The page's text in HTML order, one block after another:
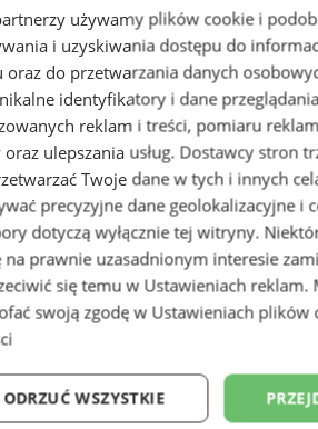
ma być awaria
używamy plików cookie i
i uzyskiwania dostępu do
oraz do przetwarzania danych
identyfikatory i dane
reklam i treści, pomiaru
ulepszania usług. Dostawcy stron
Twoje dane w tych i innych
precyzyjne dane geolokalizacyjne i
dotyczą wyłącznie tej witryny.
na prawnie uzasadnionym interesie
się temu w Ustawieniach reklam.
swoją zgodę w Ustawieniach plików
ODRZUĆ WSZYSTKIE